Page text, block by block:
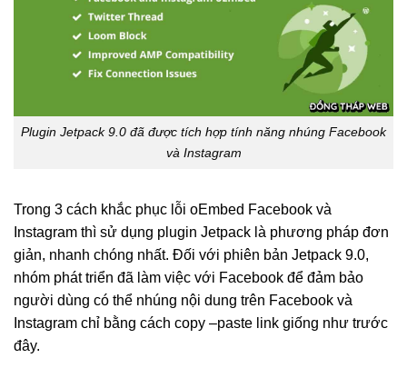
Plugin Jetpack 9.0 đã được tích hợp tính năng nhúng Facebook
và Instagram
Trong 3 cách khắc phục lỗi oEmbed Facebook và
Instagram thì sử dụng plugin Jetpack là phương pháp đơn
giản, nhanh chóng nhất. Đối với phiên bản Jetpack 9.0,
nhóm phát triển đã làm việc với Facebook để đảm bảo
người dùng có thể nhúng nội dung trên Facebook và
Instagram chỉ bằng cách copy –paste link giống như trước
đây.